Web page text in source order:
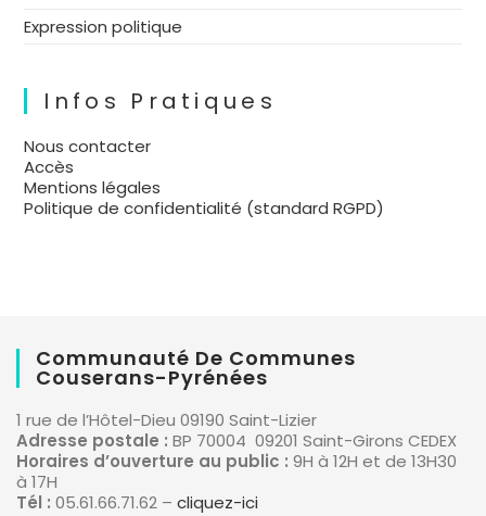
Expression politique
Infos Pratiques
Nous contacter
Accès
Mentions légales
Politique de confidentialité (standard RGPD)
Communauté De Communes
Couserans-Pyrénées
1 rue de l’Hôtel-Dieu 09190 Saint-Lizier
Adresse postale : BP 70004 09201 Saint-Girons CEDEX
Horaires d’ouverture au public : 9H à 12H et de 13H30
à 17H
Tél : 05.61.66.71.62 – cliquez-ici